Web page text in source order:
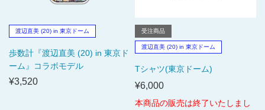
渡辺直美 (20) in 東京ドーム
歩数計『渡辺直美 (20) in 東京ド
ーム』コラボモデル
¥3,520
受注商品
渡辺直美 (20) in 東京ドーム
Tシャツ(東京ドーム)
¥6,000
本商品の販売は終了いたしまし